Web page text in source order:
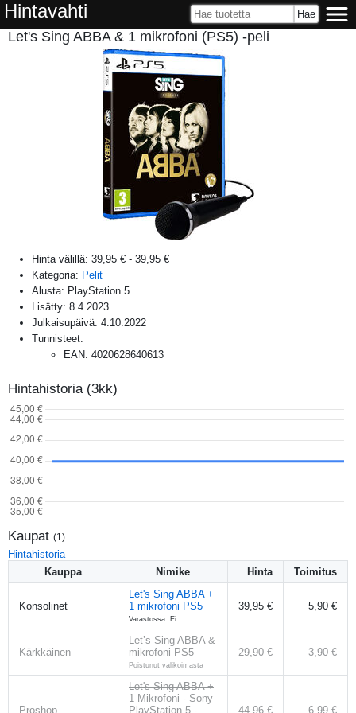
Hintavahti
Let's Sing ABBA & 1 mikrofoni (PS5) -peli
Hinta välillä: 39,95 € - 39,95 €
Kategoria: Pelit
Alusta: PlayStation 5
Lisätty: 8.4.2023
Julkaisupäivä: 4.10.2022
Tunnisteet:
EAN: 4020628640613
Hintahistoria (3kk)
Kaupat (1 )
Hintahistoria
Kauppa
Nimike Hinta Toimitus
Konsolinet
Let's Sing ABBA +
1 mikrofoni PS5
Varastossa: Ei
39,95 € 5,90 €
Kärkkäinen
Let’s Sing ABBA &
mikrofoni PS5
Poistunut valikoimasta
29,90 € 3,90 €
Proshop
Let's Sing ABBA +
1 Mikrofoni - Sony
PlayStation 5 -
44,96 € 6,99 €